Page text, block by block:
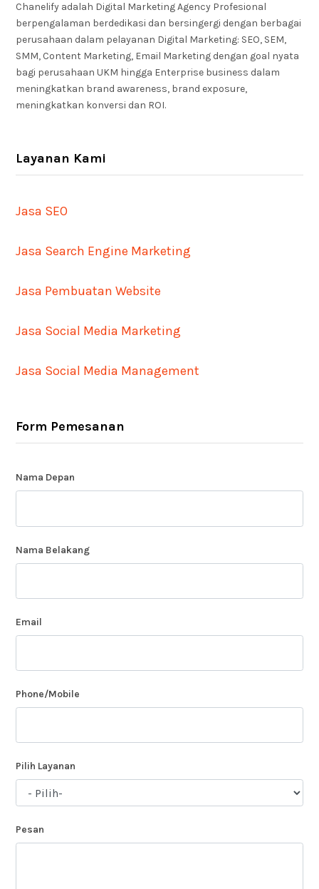
Chanelify adalah Digital Marketing Agency Profesional
berpengalaman berdedikasi dan bersingergi dengan berbagai
perusahaan dalam pelayanan Digital Marketing: SEO, SEM,
SMM, Content Marketing, Email Marketing dengan goal nyata
bagi perusahaan UKM hingga Enterprise business dalam
meningkatkan brand awareness, brand exposure,
meningkatkan konversi dan ROI.
Layanan Kami
Jasa SEO
Jasa Search Engine Marketing
Jasa Pembuatan Website
Jasa Social Media Marketing
Jasa Social Media Management
Form Pemesanan
Nama Depan
Nama Belakang
Email
Phone/Mobile
Pilih Layanan
Pesan